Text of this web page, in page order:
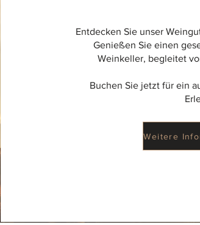
Entdecken Sie unser
Genießen Sie einen
Weinkeller, begleitet
Buchen Sie jetzt für ein